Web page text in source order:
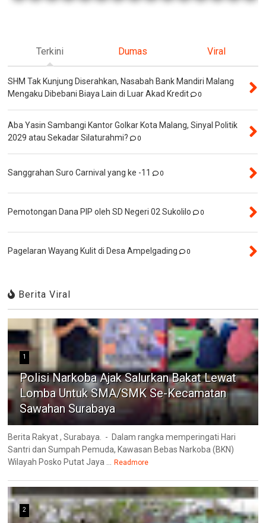
Terkini Dumas Viral
SHM Tak Kunjung Diserahkan, Nasabah Bank Mandiri Malang
Mengaku Dibebani Biaya Lain di Luar Akad Kredit
0
Aba Yasin Sambangi Kantor Golkar Kota Malang, Sinyal Politik
2029 atau Sekadar Silaturahmi?
0
Sanggrahan Suro Carnival yang ke -11 0
Pemotongan Dana PIP oleh SD Negeri 02 Sukolilo 0
Pagelaran Wayang Kulit di Desa Ampelgading 0
Berita Viral
1
Polisi Narkoba Ajak Salurkan Bakat Lewat
Lomba Untuk SMA/SMK Se-Kecamatan
Sawahan Surabaya
Berita Rakyat , Surabaya. - Dalam rangka memperingati Hari
Santri dan Sumpah Pemuda, Kawasan Bebas Narkoba (BKN)
Wilayah Posko Putat Jaya ...
Readmore
2